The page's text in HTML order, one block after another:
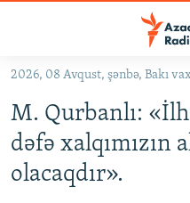
Əsas
qayıt
Əsas
naviqasiyaya
qayıt
#İZAHLA
KORRUPSIOMETR
#ƏSLINDƏ
2026, 08 Avqust, şənbə, Bakı
M. Qurbanlı:
dəfə xalqımızın
olacaqdır».